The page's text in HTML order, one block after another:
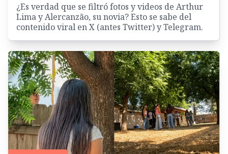
¿Es verdad que se filtró fotos y videos de Arthur
Lima y Alercanzão, su novia? Esto se sabe del
contenido viral en X (antes Twitter) y Telegram.